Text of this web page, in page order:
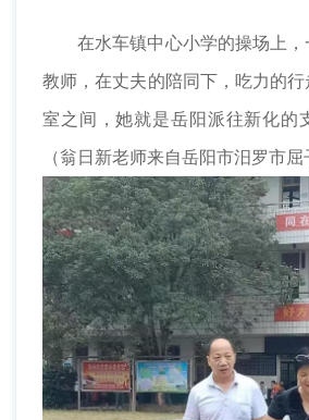
在水车镇中心小学的操场上
教师，在丈夫的陪同下，吃力的
室之间，她就是岳阳派往新化的
（翁日新老师来自岳阳市汨罗市屈